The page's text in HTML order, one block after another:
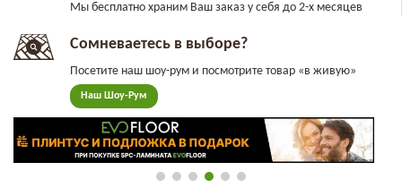
Мы бесплатно храним Ваш заказ у себя до 2-х месяцев
Сомневаетесь в выборе?
Посетите наш шоу-рум и посмотрите товар «в живую»
Наш Шоу-Рум